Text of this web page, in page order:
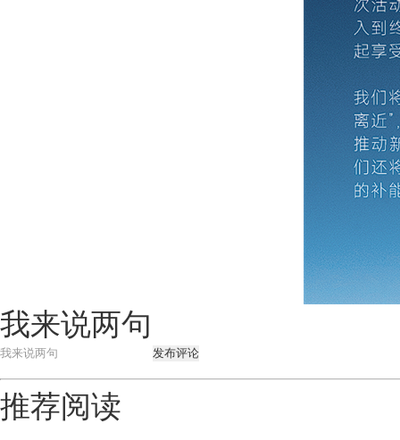
我来说两句
发布评论
推荐阅读